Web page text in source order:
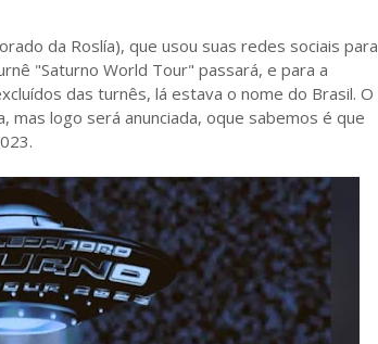
da Roslía), que usou suas redes sociais para
"Saturno World Tour" passará, e para a
das turnês, lá estava o nome do Brasil. O
mas logo será anunciada, oque sabemos é que